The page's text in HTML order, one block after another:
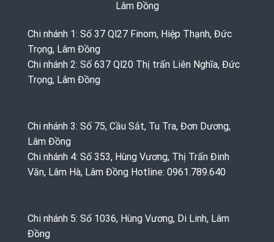
Lâm Đồng
Chi nhánh 1: Số 37 Ql27 Finom, Hiệp Thạnh, Đức
Trọng, Lâm Đồng
Chi nhánh 2: Số 637 Ql20 Thị trấn Liên Nghĩa, Đức
Trọng, Lâm Đồng
Chi nhánh 3: Số 75, Cầu Sắt, Tu Tra, Đơn Dương,
Lâm Đồng
Chi nhánh 4: Số 353, Hùng Vương, Thị Trấn Đinh
Văn, Lâm Hà, Lâm Đồng Hotline: 0961.789.640
Chi nhánh 5: Số 1036, Hùng Vương, Di Linh, Lâm
Đồng